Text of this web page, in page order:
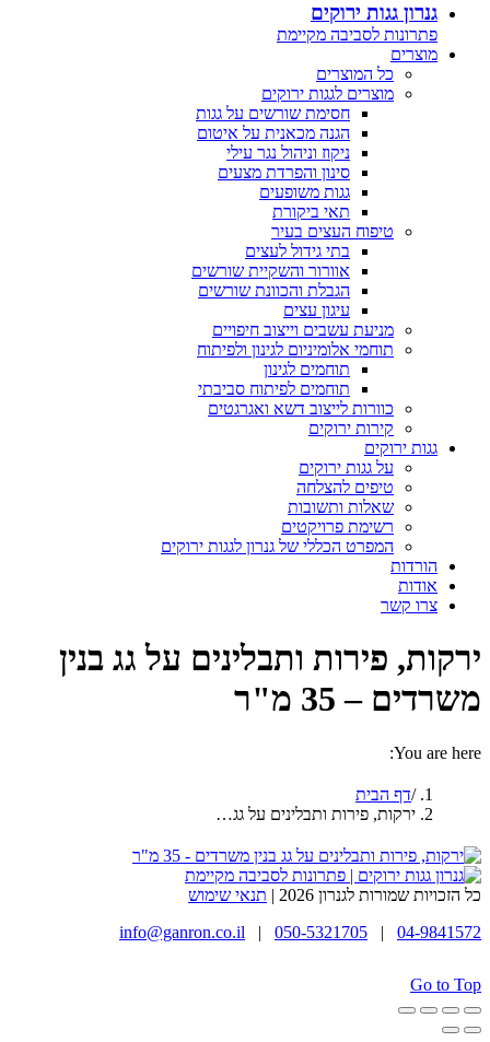
גנרון גגות ירוקים
פתרונות לסביבה מקיימת
מוצרים
כל המוצרים
מוצרים לגגות ירוקים
חסימת שורשים על גגות
הגנה מכאנית על איטום
ניקוז וניהול נגר עילי
סינון והפרדת מצעים
גגות משופעים
תאי ביקורת
טיפוח העצים בעיר
בתי גידול לעצים
אוורור והשקיית שורשים
הגבלת והכוונת שורשים
עיגון עצים
מניעת עשבים וייצוב חיפויים
תוחמי אלומיניום לגינון ולפיתוח
תוחמים לגינון
תוחמים לפיתוח סביבתי
כוורות לייצוב דשא ואגרגטים
קירות ירוקים
גגות ירוקים
על גגות ירוקים
טיפים להצלחה
שאלות ותשובות
רשימת פרויקטים
המפרט הכללי של גנרון לגגות ירוקים
הורדות
אודות
צרו קשר
ירקות, פירות ותבלינים על גג בנין
משרדים – 35 מ"ר
You are here:
דף הבית
ירקות, פירות ותבלינים על גג…
כל הזכויות שמורות לגנרון 2026 |
תנאי שימוש
04-9841572
|
050-5321705
|
info@ganron.co.il
Go to Top